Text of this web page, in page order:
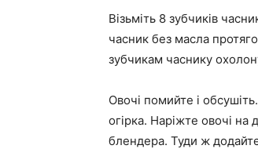
Візьміть 8 зубчиків
часник без масла
зубчикам часнику
Овочі помийте і
огірка. Наріжте овочі на
блендера. Туди ж